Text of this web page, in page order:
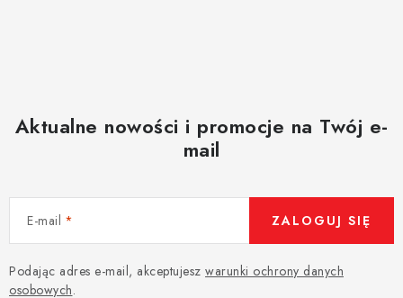
Aktualne nowości i promocje na Twój e-
mail
E-mail
Podając adres e-mail, akceptujesz warunki ochrony danych
osobowych.
ZALOGUJ SIĘ